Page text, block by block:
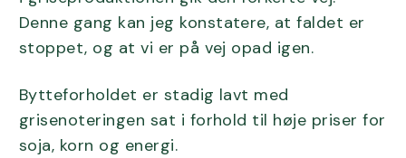
Denne gang kan jeg konstatere, at faldet er
stoppet, og at vi er på vej opad igen.
Bytteforholdet er stadig lavt med
grisenoteringen sat i forhold til høje priser for
soja, korn og energi.